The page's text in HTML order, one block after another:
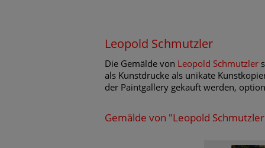
Leopold Schmutzler
Die Gemälde von Leopold Schmutzler
als Kunstdrucke als unikate
der Paintgallery gekauft werden,
Gemälde von "Leopold